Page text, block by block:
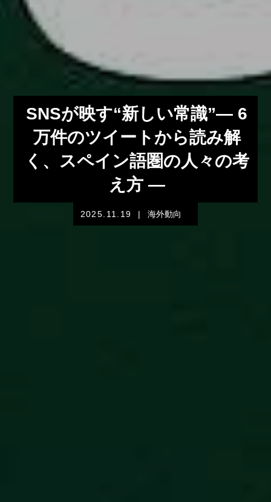
SNSが映す“新しい常識”― 6
万件のツイートから読み解
く、スペイン語圏の人々の考
え方 ―
2025.11.19 | 海外動向